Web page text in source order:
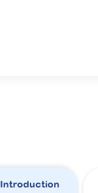
Introduction